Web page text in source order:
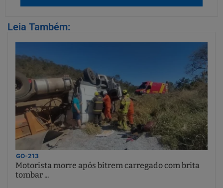
Leia Também:
GO-213
Motorista morre após bitrem carregado com brita
tombar ...